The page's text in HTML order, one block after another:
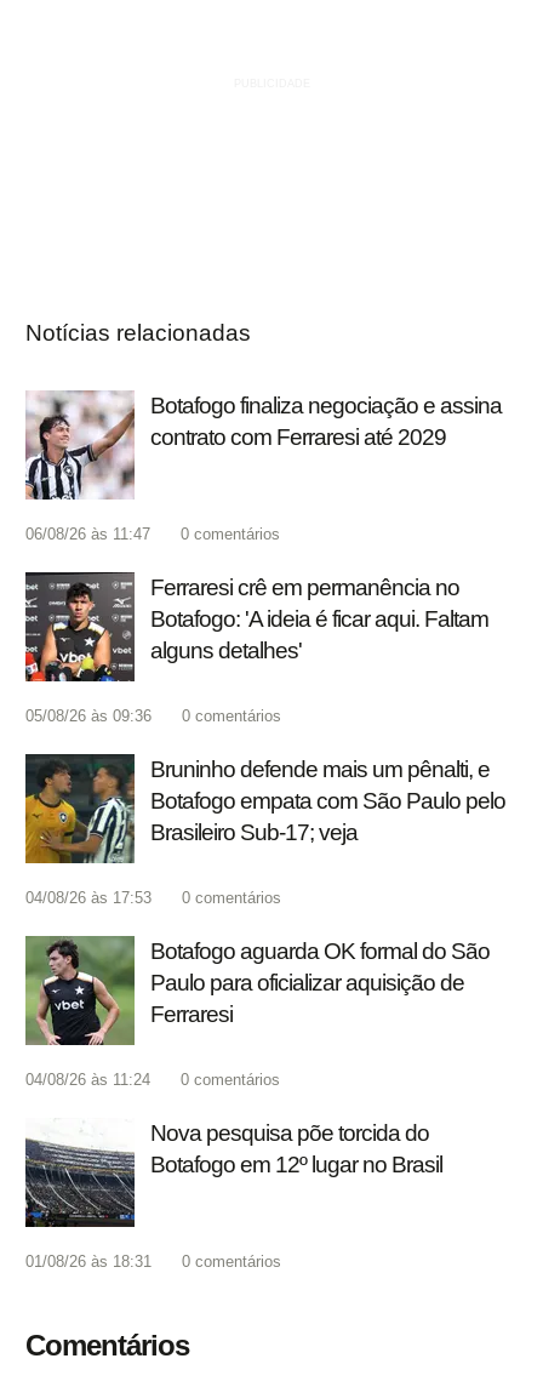
Notícias relacionadas
Botafogo finaliza negociação e assina
contrato com Ferraresi até 2029
06/08/26 às 11:47 0 comentários
Ferraresi crê em permanência no
Botafogo: 'A ideia é ficar aqui. Faltam
alguns detalhes'
05/08/26 às 09:36 0 comentários
Bruninho defende mais um pênalti, e
Botafogo empata com São Paulo pelo
Brasileiro Sub-17; veja
04/08/26 às 17:53 0 comentários
Botafogo aguarda OK formal do São
Paulo para oficializar aquisição de
Ferraresi
04/08/26 às 11:24 0 comentários
Nova pesquisa põe torcida do
Botafogo em 12º lugar no Brasil
01/08/26 às 18:31 0 comentários
Comentários